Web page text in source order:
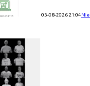
03-08-2026 21:04